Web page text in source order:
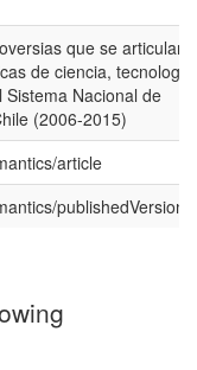
que se articulan
de ciencia,
Nacional de
(2006-2015)
article
publishedVersion